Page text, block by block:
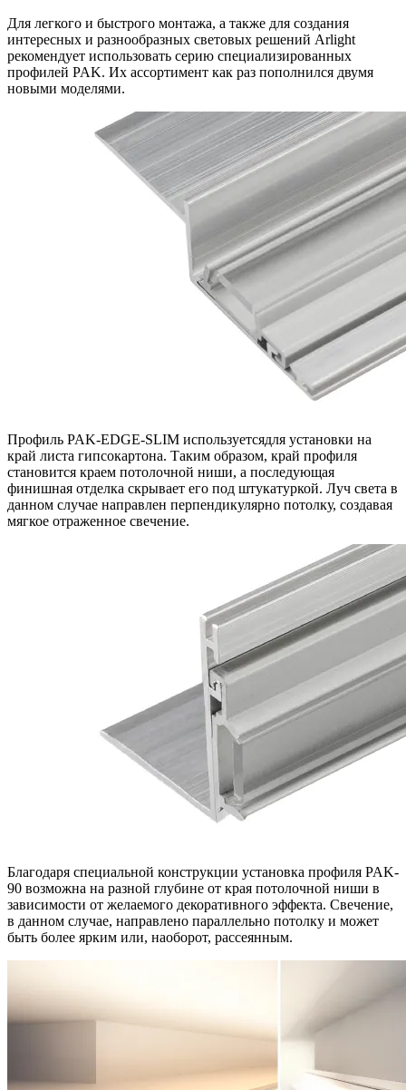
Для легкого и быстрого монтажа, а также для создания
интересных и разнообразных световых решений Arlight
рекомендует использовать серию специализированных
профилей PAK. Их ассортимент как раз пополнился двумя
новыми моделями.
Профиль PAK-EDGE-SLIM используетсядля установки на
край листа гипсокартона. Таким образом, край профиля
становится краем потолочной ниши, а последующая
финишная отделка скрывает его под штукатуркой. Луч света в
данном случае направлен перпендикулярно потолку, создавая
мягкое отраженное свечение.
Благодаря специальной конструкции установка профиля PAK-
90 возможна на разной глубине от края потолочной ниши в
зависимости от желаемого декоративного эффекта. Свечение,
в данном случае, направлено параллельно потолку и может
быть более ярким или, наоборот, рассеянным.